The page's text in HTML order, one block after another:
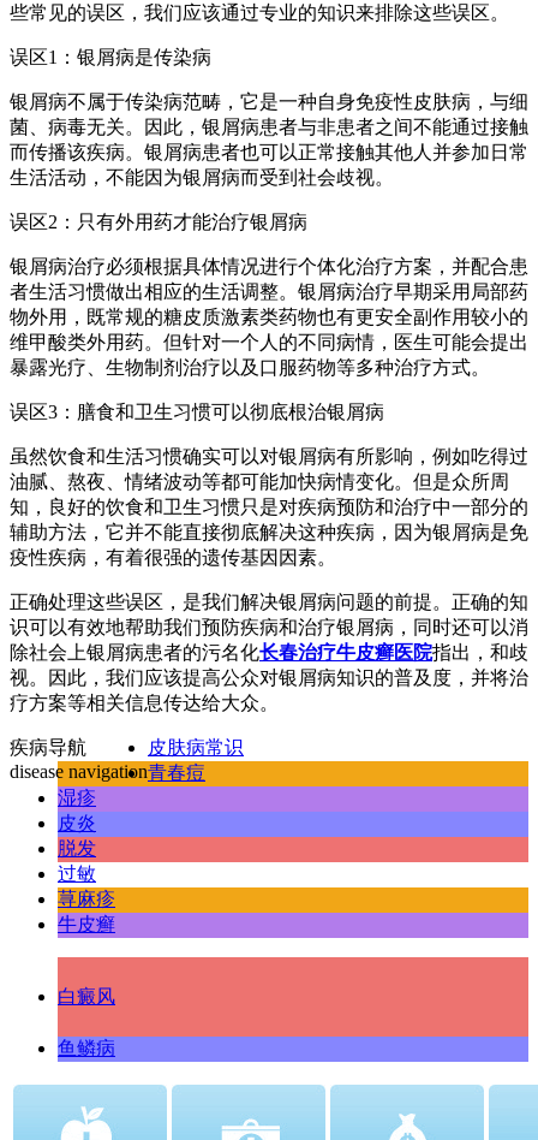
些常见的误区，我们应该通过专业的知识来排除这些误区。
误区1：银屑病是传染病
银屑病不属于传染病范畴，它是一种自身免疫性皮肤病，与细
菌、病毒无关。因此，银屑病患者与非患者之间不能通过接触
而传播该疾病。银屑病患者也可以正常接触其他人并参加日常
生活活动，不能因为银屑病而受到社会歧视。
误区2：只有外用药才能治疗银屑病
银屑病治疗必须根据具体情况进行个体化治疗方案，并配合患
者生活习惯做出相应的生活调整。银屑病治疗早期采用局部药
物外用，既常规的糖皮质激素类药物也有更安全副作用较小的
维甲酸类外用药。但针对一个人的不同病情，医生可能会提出
暴露光疗、生物制剂治疗以及口服药物等多种治疗方式。
误区3：膳食和卫生习惯可以彻底根治银屑病
虽然饮食和生活习惯确实可以对银屑病有所影响，例如吃得过
油腻、熬夜、情绪波动等都可能加快病情变化。但是众所周
知，良好的饮食和卫生习惯只是对疾病预防和治疗中一部分的
辅助方法，它并不能直接彻底解决这种疾病，因为银屑病是免
疫性疾病，有着很强的遗传基因因素。
正确处理这些误区，是我们解决银屑病问题的前提。正确的知
识可以有效地帮助我们预防疾病和治疗银屑病，同时还可以消
除社会上银屑病患者的污名化长春治疗牛皮癣医院指出，和歧
视。因此，我们应该提高公众对银屑病知识的普及度，并将治
疗方案等相关信息传达给大众。
疾病导航
disease navigation
皮肤病常识
青春痘
湿疹
皮炎
脱发
过敏
荨麻疹
牛皮癣
白癜风
鱼鳞病